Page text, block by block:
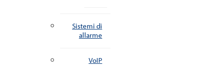
Sistemi di
allarme
VoIP